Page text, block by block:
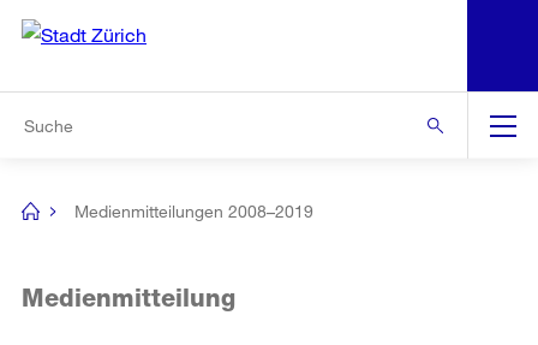
Navigation
[no
Medienmitteilungen 2008–2019
Medienmitteilung